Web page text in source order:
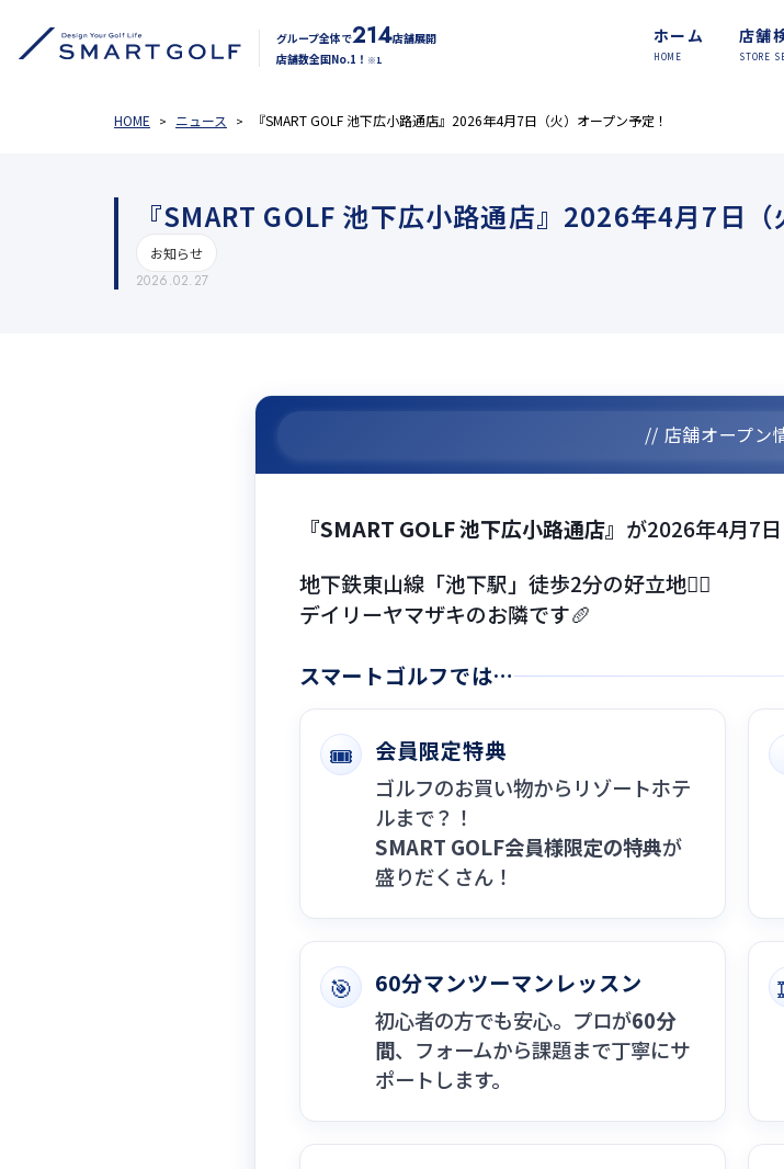
グループ全体で214店舗展開
店舗数全国No.1！ ※1
ホーム
HOME
店舗
STORE
HOME ニュース 『SMART GOLF 池下広小路通店』2026年4月7日（火）オープン予定！
『SMART GOLF 池下広小路通店』2026年4月7日（
お知らせ
2026.02.27
// 店舗オープン
『SMART GOLF 池下広小路通店』 が2026年4月7
地下鉄東山線「池下駅」徒歩2分の好立地🚶‍♂️
デイリーヤマザキのお隣です🥖
スマートゴルフでは…
🎟️ 会員限定特典
ゴルフのお買い物からリゾートホテ
ルまで？！
SMART GOLF会員様限定の特典が
盛りだくさん！
🎯 60分マンツーマンレッスン
初心者の方でも安心。プロが60分
間、フォームから課題まで丁寧にサ
ポートします。